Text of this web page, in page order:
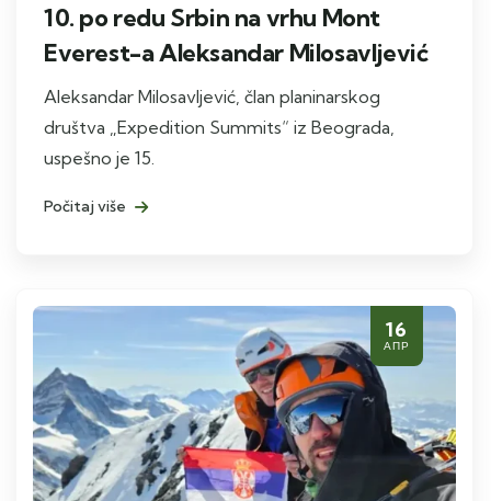
10. po redu Srbin na vrhu Mont
Everest-a Aleksandar Milosavljević
Aleksandar Milosavljević, član planinarskog
društva „Expedition Summits“ iz Beograda,
uspešno je 15.
Počitaj više
16
АПР